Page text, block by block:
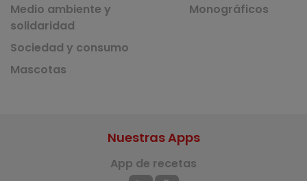
Medio ambiente y
solidaridad
Sociedad y consumo
Mascotas
Monográficos
Nuestras Apps
App de recetas